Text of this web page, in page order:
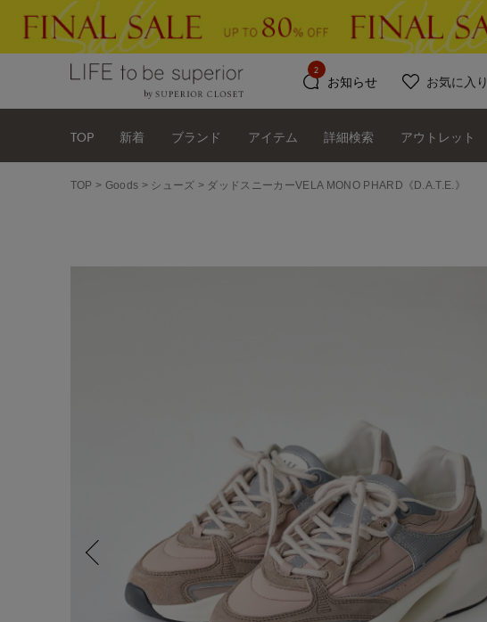
お知らせ
2
お気に入り
TOP 新着 ブランド アイテム 詳細検索 アウトレット
TOP Goods シューズ ダッドスニーカーVELA MONO PHARD《D.A.T.E.》